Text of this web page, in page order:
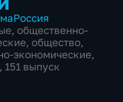
Россия
, общественно-
, общество,
экономические,
151 выпуск